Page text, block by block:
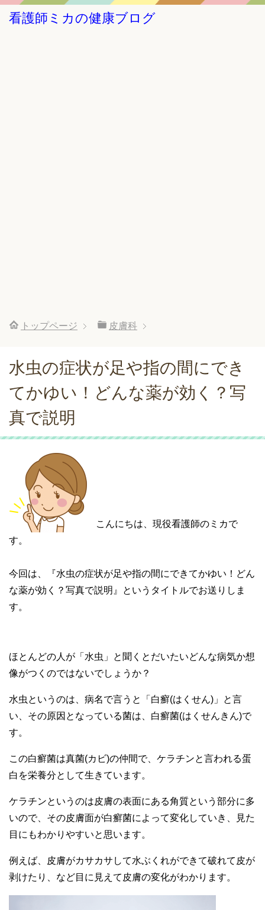
看護師ミカの健康ブログ
トップページ 皮膚科
水虫の症状が足や指の間にでき
てかゆい！どんな薬が効く？写
真で説明
こんにちは、現役看護師のミカで
す。
今回は、『水虫の症状が足や指の間にできてかゆい！どん
な薬が効く？写真で説明』というタイトルでお送りしま
す。
ほとんどの人が「水虫」と聞くとだいたいどんな病気か想
像がつくのではないでしょうか？
水虫というのは、病名で言うと「白癬(はくせん)」と言
い、その原因となっている菌は、白癬菌(はくせんきん)で
す。
この白癬菌は真菌(カビ)の仲間で、ケラチンと言われる蛋
白を栄養分として生きています。
ケラチンというのは皮膚の表面にある角質という部分に多
いので、その皮膚面が白癬菌によって変化していき、見た
目にもわかりやすいと思います。
例えば、皮膚がカサカサして水ぶくれができて破れて皮が
剥けたり、など目に見えて皮膚の変化がわかります。